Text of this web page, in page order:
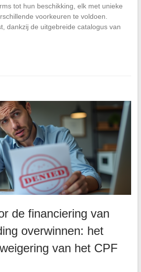
tot hun beschikking, elk met unieke
voorkeuren te voldoen.
dankzij de uitgebreide catalogus van
de financiering van
overwinnen: het
van het CPF